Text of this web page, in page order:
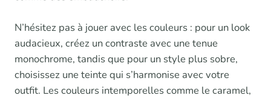
N’hésitez pas à jouer avec les couleurs : pour un look
audacieux, créez un contraste avec une tenue
monochrome, tandis que pour un style plus sobre,
choisissez une teinte qui s’harmonise avec votre
outfit. Les couleurs intemporelles comme le caramel,